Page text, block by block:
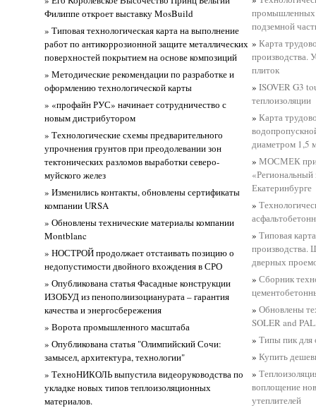
Филиппе откроет выставку MosBuild
» Типовая технологическая карта на выполнение
работ по антикоррозионной защите металлических
поверхностей покрытием на основе композиций
» Методические рекомендации по разработке и
оформлению технологической карты
» «профайн РУС» начинает сотрудничество с
новым дистрибутором
» Технологические схемы предварительного
упрочнения грунтов при преодолевании зон
тектонических разломов выработки северо-
муйского желез
» Изменились контакты, обновлены сертификаты
компании URSA
» Обновлены технические материалы компании
Montblanc
» НОСТРОЙ продолжает отстаивать позицию о
недопустимости двойного вхождения в СРО
» Опубликована статья Фасадные конструкции
ИЗОБУД из пенополиизоцианурата – гарантия
качества и энергосбережения
» Ворота промышленного масштаба
» Опубликована статья "Олимпийский Сочи:
замысел, архитектура, технологии"
» ТехноНИКОЛЬ выпустила видеоруководства по
укладке новых типов теплоизоляционных
материалов.
промышленных
подземной
»Карта
производства.
плиток
»ISOVER G3
теплоизоляции
»Карта
диаметром 1,5
»МОСМЕК
Екатеринбурге
»
»Типовая
производства.
дверных
»Сборник
»Обновлены
SOLER and
»Типы пик для
»Купить
»
воплощение
утеплителей